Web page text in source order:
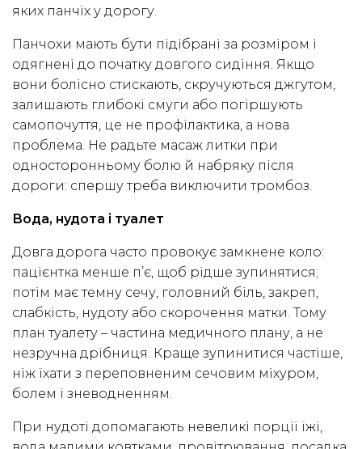
яких панчіх у дорогу.
Панчохи мають бути підібрані за розміром і
одягнені до початку довгого сидіння. Якщо
вони болісно стискають, скручуються джгутом,
залишають глибокі смуги або погіршують
самопочуття, це не профілактика, а нова
проблема. Не радьте масаж литки при
односторонньому болю й набряку після
дороги: спершу треба виключити тромбоз.
Вода, нудота і туалет
Довга дорога часто провокує замкнене коло:
пацієнтка менше п’є, щоб рідше зупинятися;
потім має темну сечу, головний біль, закреп,
слабкість, нудоту або скорочення матки. Тому
план туалету – частина медичного плану, а не
незручна дрібниця. Краще зупинитися частіше,
ніж їхати з переповненим сечовим міхуром,
болем і зневодненням.
При нудоті допомагають невеликі порції їжі,